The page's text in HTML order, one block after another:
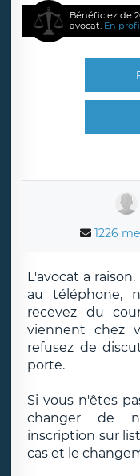
Bénéficiez de
avocat. En
1226
L'avocat a
au téléphone,
recevez du
viennent chez
refusez de
porte.
Si vous n'êtes
changer de
inscription sur
cas et le